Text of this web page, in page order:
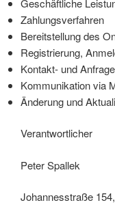
Zahlungsverfahren
Bereitstellung des
Registrierung,
Kontakt- und
Kommunikation via
Änderung und
Verantwortlicher
Peter Spallek
Johannesstraße